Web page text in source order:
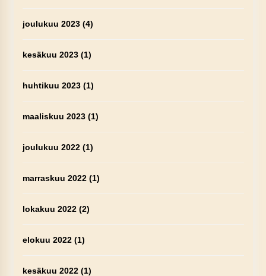
joulukuu 2023(4)
kesäkuu 2023(1)
huhtikuu 2023(1)
maaliskuu 2023(1)
joulukuu 2022(1)
marraskuu 2022(1)
lokakuu 2022(2)
elokuu 2022(1)
kesäkuu 2022(1)